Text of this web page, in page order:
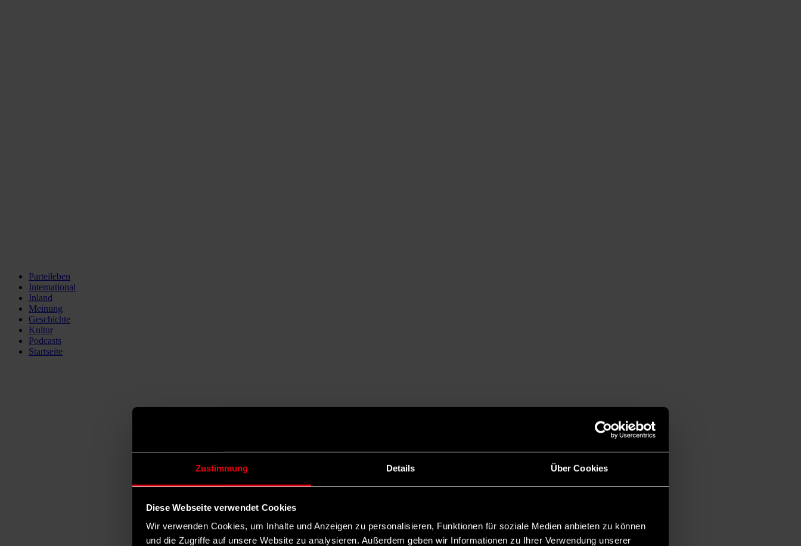
Zustimmung Details Über Cookies
Diese Webseite verwendet Cookies
Wir verwenden Cookies, um Inhalte und Anzeigen zu personalisieren, Funktionen für soziale Medien anbieten zu können
und die Zugriffe auf unsere Website zu analysieren. Außerdem geben wir Informationen zu Ihrer Verwendung unserer
Parteileben
International
Inland
Meinung
Geschichte
Kultur
Podcasts
Startseite